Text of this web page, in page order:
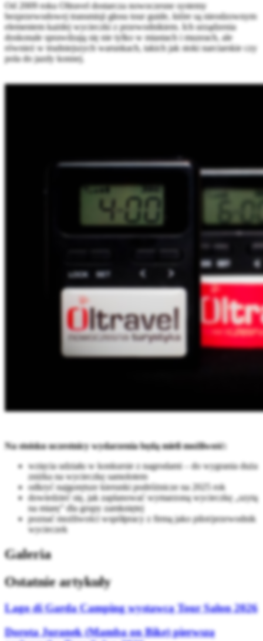
Od 2009 roku Oltravel dostarcza nowoczesne systemy
bezprzewodowej transmisji głosu tour guide, które są nieodzownym
elementem każdej wycieczki z przewodnikiem. Ich urządzenia
doskonale sprawdzają się nie tylko w miastach i muzeach, ale
również w trudniejszych warunkach, takich jak stoki narciarskie czy
pola do jazdy konnej.
Na stoisku uczestnicy wydarzenia będą mieli możliwość:
wzięcia udziału w konkursie z nagrodami – do wygrania duża
zniżka na wycieczkę samolotem
odkryć najgorętsze kierunki podróżnicze na 2025 rok
dowiedzieć się, jak zaplanować wymarzoną wycieczkę „szytą
na miarę” dla grupy zamkniętej
poznać możliwości współpracy z firmą jako pilot/przewodnik
wycieczek
Galeria
Ostatnie artykuły
Lago di Garda Camping wystawcą Tour Salon 2026
Dorota Juranek (Mamba on Bike) pierwszą